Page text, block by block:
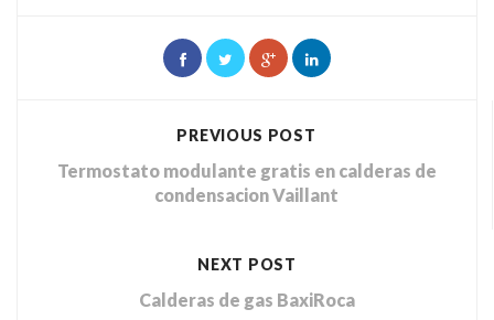
PREVIOUS POST
Termostato modulante gratis en calderas de
condensacion Vaillant
NEXT POST
Calderas de gas BaxiRoca